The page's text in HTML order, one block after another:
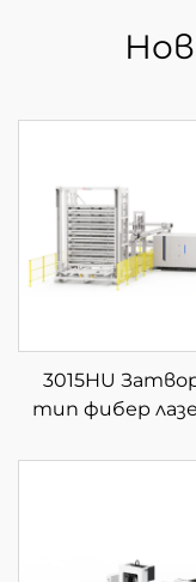
3015HU
тип фибер